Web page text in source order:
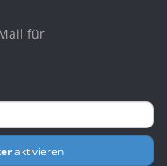
für
aktivieren